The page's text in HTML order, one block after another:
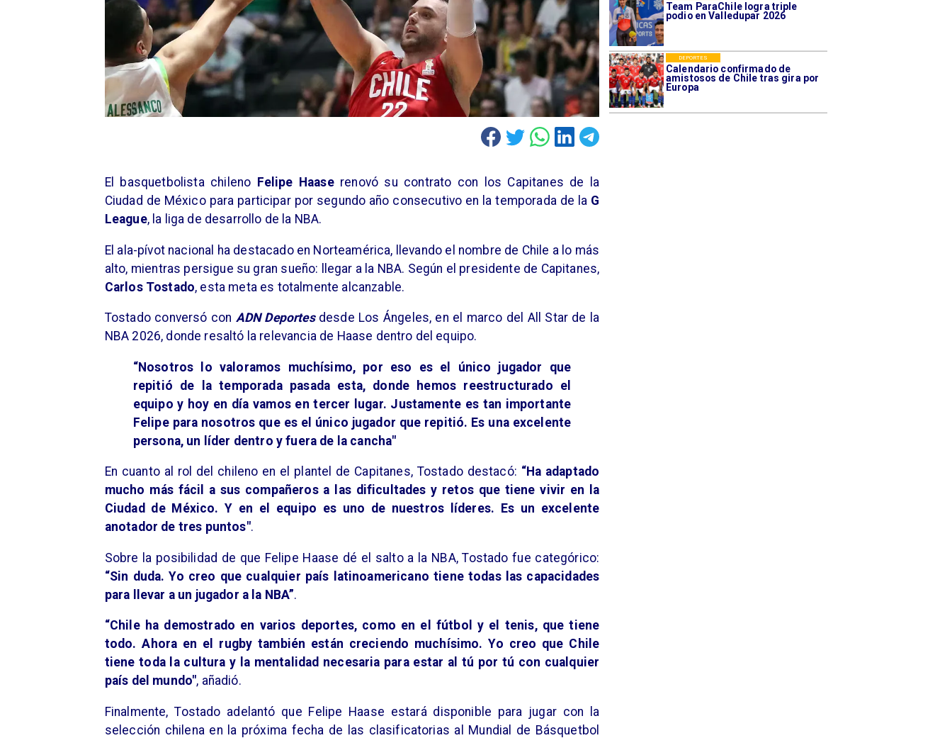
Team ParaChile logra triple
podio en Valledupar 2026
Calendario confirmado de
amistosos de Chile tras gira por
Europa
DEPORTES
El basquetbolista chileno Felipe Haaserenovó su contrato con los Capitanes de la
Ciudad de México para participar por segundo año consecutivo en la temporada de la G
League, la liga de desarrollo de la NBA.
El ala-pívot nacional ha destacado en Norteamérica, llevando el nombre de Chile a lo más
alto, mientras persigue su gran sueño: llegar a la NBA. Según el presidente de Capitanes,
Carlos Tostado, esta meta es totalmente alcanzable.
Tostado conversó con ADN Deportesdesde Los Ángeles, en el marco del All Star de la
NBA 2026, donde resaltó la relevancia de Haase dentro del equipo.
“Nosotros lo valoramos muchísimo, por eso es el único jugador que
repitió de la temporada pasada esta, donde hemos reestructurado el
equipo y hoy en día vamos en tercer lugar. Justamente es tan importante
Felipe para nosotros que es el único jugador que repitió. Es una excelente
persona, un líder dentro y fuera de la cancha"
En cuanto al rol del chileno en el plantel de Capitanes, Tostado destacó: “Ha adaptado
mucho más fácil a sus compañeros a las dificultades y retos que tiene vivir en la
Ciudad de México. Y en el equipo es uno de nuestros líderes. Es un excelente
anotador de tres puntos".
Sobre la posibilidad de que Felipe Haase dé el salto a la NBA, Tostado fue categórico:
“Sin duda. Yo creo que cualquier país latinoamericano tiene todas las capacidades
para llevar a un jugador a la NBA”.
“Chile ha demostrado en varios deportes, como en el fútbol y el tenis, que tiene
todo. Ahora en el rugby también están creciendo muchísimo. Yo creo que Chile
tiene toda la cultura y la mentalidad necesaria para estar al tú por tú con cualquier
país del mundo", añadió.
Finalmente, Tostado adelantó que Felipe Haase estará disponible para jugar con la
selección chilena en la próxima fecha de las clasificatorias al Mundial de Básquetbol